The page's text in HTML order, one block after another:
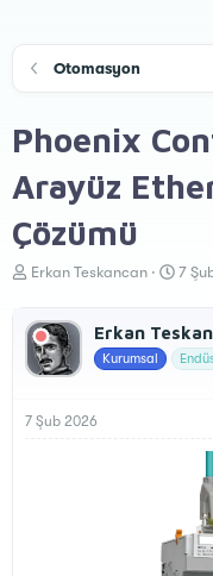
Otomasyon
Phoenix
Arayüz
Çözümü
K
u
y
u
a
Erkan Teskancan
B
l
a
i
h
7
Erkan
Kurumsal
7 Şub 2026